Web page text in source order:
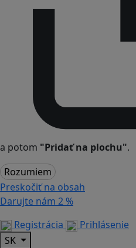
a potom "Pridať na plochu".
Rozumiem
Preskočiť na obsah
Darujte nám 2 %
Registrácia
Prihlásenie
SK